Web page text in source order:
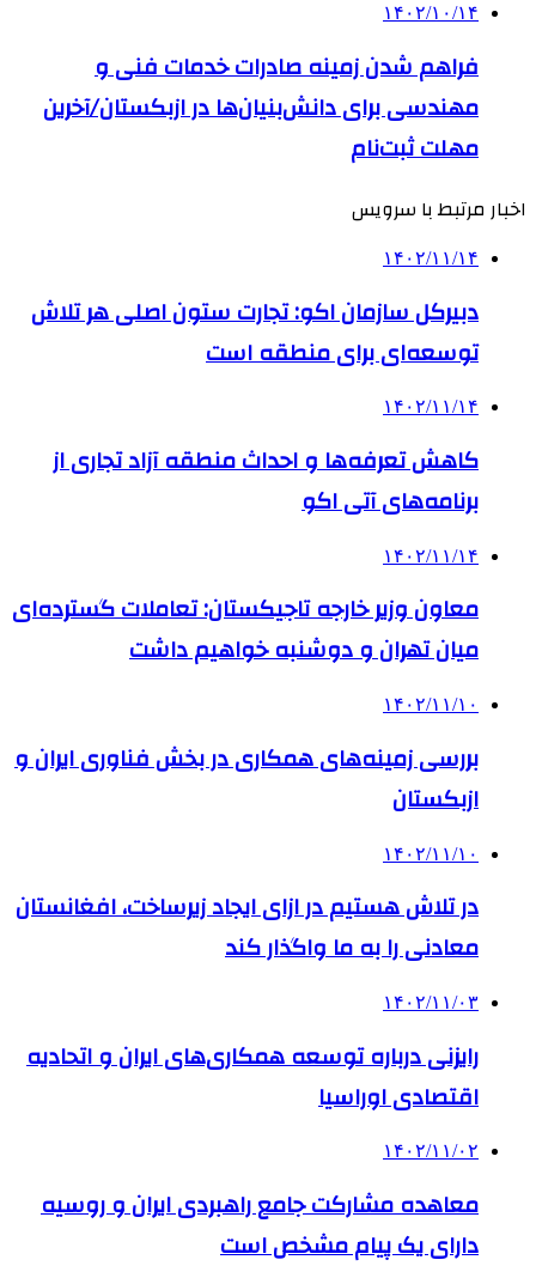
۱۴۰۲/۱۰/۱۴
فراهم شدن زمینه صادرات خدمات فنی و
مهندسی برای دانش‌بنیان‌ها در ازبکستان/آخرین
مهلت ثبت‌نام
اخبار مرتبط با سرویس
۱۴۰۲/۱۱/۱۴
دبیرکل سازمان اکو: تجارت ستون اصلی هر تلاش
توسعه‌ای برای منطقه است
۱۴۰۲/۱۱/۱۴
کاهش تعرفه‌ها و احداث منطقه آزاد تجاری از
برنامه‌های آتی اکو
۱۴۰۲/۱۱/۱۴
معاون وزیر خارجه تاجیکستان: تعاملات گسترده‌ای
میان تهران و دوشنبه خواهیم داشت
۱۴۰۲/۱۱/۱۰
بررسی زمینه‌های همکاری در بخش فناوری ایران و
ازبکستان
۱۴۰۲/۱۱/۱۰
در تلاش هستیم در ازای ایجاد زیرساخت‌، افغانستان
معادنی را به ما واگذار کند
۱۴۰۲/۱۱/۰۳
رایزنی درباره توسعه همکاری‌های ایران و اتحادیه
اقتصادی اوراسیا
۱۴۰۲/۱۱/۰۲
معاهده مشارکت جامع راهبردی ایران و روسیه
دارای یک پیام مشخص است